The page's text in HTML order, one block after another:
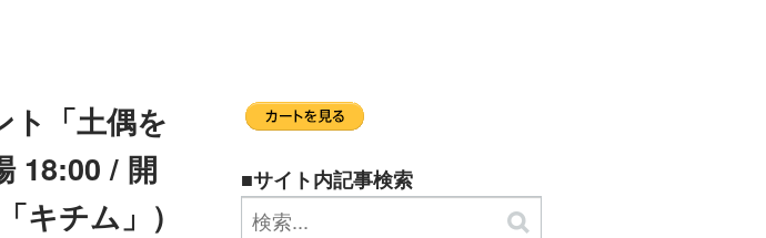
ト「土偶を
18:00 / 開
キチム」）
■サイト内記事検索